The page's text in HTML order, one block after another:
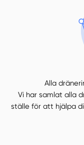
Alla
Vi har samlat alla
ställe för att hjälpa